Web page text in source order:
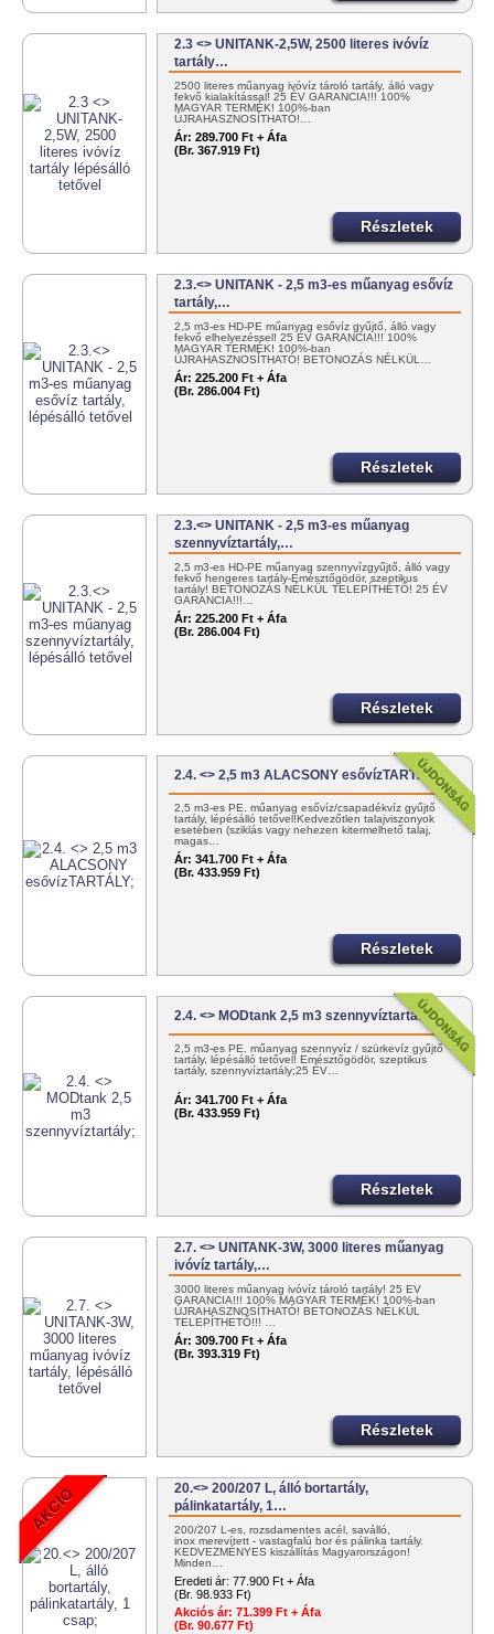
2.3 <> UNITANK-2,5W, 2500 literes ivóvíz
tartály…
2500 literes műanyag ivóvíz tároló tartály, álló vagy
fekvő kialakítással! 25 ÉV GARANCIA!!! 100%
MAGYAR TERMÉK! 100%-ban
ÚJRAHASZNOSÍTHATÓ!…
Ár: 289.700 Ft + Áfa
(Br. 367.919 Ft)
Részletek
2.3.<> UNITANK - 2,5 m3-es műanyag esővíz
tartály,…
2,5 m3-es HD-PE műanyag esővíz gyűjtő, álló vagy
fekvő elhelyezéssel! 25 ÉV GARANCIA!!! 100%
MAGYAR TERMÉK! 100%-ban
ÚJRAHASZNOSÍTHATÓ! BETONOZÁS NÉLKÜL…
Ár: 225.200 Ft + Áfa
(Br. 286.004 Ft)
Részletek
2.3.<> UNITANK - 2,5 m3-es műanyag
szennyvíztartály,…
2,5 m3-es HD-PE műanyag szennyvízgyűjtő, álló vagy
fekvő hengeres tartály-Emésztőgödör, szeptikus
tartály! BETONOZÁS NÉLKÜL TELEPÍTHETŐ! 25 ÉV
GARANCIA!!!…
Ár: 225.200 Ft + Áfa
(Br. 286.004 Ft)
Részletek
2.4. <> 2,5 m3 ALACSONY esővízTARTÁLY;
2,5 m3-es PE. műanyag esővíz/csapadékvíz gyűjtő
tartály, lépésálló tetővel!Kedvezőtlen talajviszonyok
esetében (sziklás vagy nehezen kitermelhető talaj,
magas…
Ár: 341.700 Ft + Áfa
(Br. 433.959 Ft)
Részletek
2.4. <> MODtank 2,5 m3 szennyvíztartály;
2,5 m3-es PE. műanyag szennyvíz / szürkevíz gyűjtő
tartály, lépésálló tetővel! Emésztőgödör, szeptikus
tartály, szennyvíztartály;25 ÉV…
Ár: 341.700 Ft + Áfa
(Br. 433.959 Ft)
Részletek
2.7. <> UNITANK-3W, 3000 literes műanyag
ivóvíz tartály,…
3000 literes műanyag ivóvíz tároló tartály! 25 ÉV
GARANCIA!!! 100% MAGYAR TERMÉK! 100%-ban
ÚJRAHASZNOSÍTHATÓ! BETONOZÁS NÉLKÜL
TELEPÍTHETŐ!!! …
Ár: 309.700 Ft + Áfa
(Br. 393.319 Ft)
Részletek
20.<> 200/207 L, álló bortartály,
pálinkatartály, 1…
200/207 L-es, rozsdamentes acél, saválló,
inox merevített - vastagfalú bor és pálinka tartály.
KEDVEZMÉNYES kiszállítás Magyarországon!
Minden…
Eredeti ár: 77.900 Ft + Áfa
(Br. 98.933 Ft)
Akciós ár: 71.399 Ft + Áfa
(Br. 90.677 Ft)